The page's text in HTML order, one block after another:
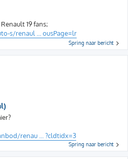
19 fans;
s/renaul ... ousPage=lr
Spring naar bericht
renau ... ?cldtidx=3
Spring naar bericht